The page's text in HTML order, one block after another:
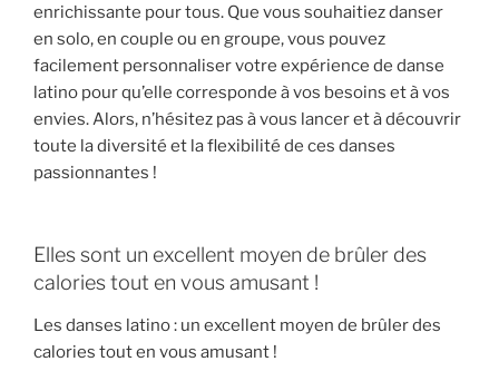
enrichissante pour tous. Que vous souhaitiez danser
en solo, en couple ou en groupe, vous pouvez
facilement personnaliser votre expérience de danse
latino pour qu’elle corresponde à vos besoins et à vos
envies. Alors, n’hésitez pas à vous lancer et à découvrir
toute la diversité et la flexibilité de ces danses
passionnantes !
Elles sont un excellent moyen de brûler des
calories tout en vous amusant !
Les danses latino : un excellent moyen de brûler des
calories tout en vous amusant !